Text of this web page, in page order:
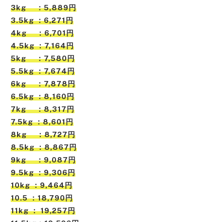
3kg ：5,889円
3.5kg ：6,271円
4kg ：6,701円
4.5kg ：7,164円
5kg ：7,580円
5.5kg ：7,674円
6kg ：7,878円
6.5kg ：8,160円
7kg ：8,317円
7.5kg ：8,601円
8kg ：8,727円
8.5kg ：8,867円
9kg ：9,087円
9.5kg ：9,306円
10kg ：9,464円
10.5 ：18,790円
11kg ： 19,257円